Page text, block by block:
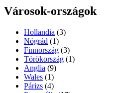
Városok-országok
Hollandia (3)
Nógrád (1)
Finnország (3)
Törökország (1)
Anglia (9)
Wales (1)
Párizs (4)